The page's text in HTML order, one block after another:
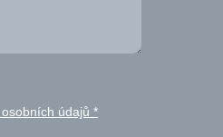
údajů *